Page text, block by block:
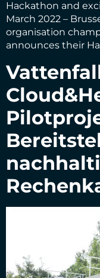
Hackathon and
March 2022 –
organisation
announces their